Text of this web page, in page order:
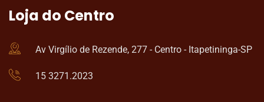
Loja do Centro
Av Virgílio de Rezende, 277 - Centro - Itapetininga-SP
15 3271.2023